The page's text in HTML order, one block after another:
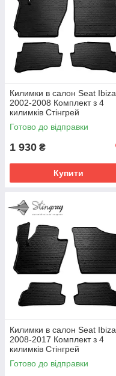
Килимки в салон Seat Ibiza
2002-2008 Комплект з 4
килимків Стінгрей
Готово до відправки
1 930 ₴
Купити
Килимки в салон Seat Ibiza
2008-2017 Комплект з 4
килимків Стінгрей
Готово до відправки